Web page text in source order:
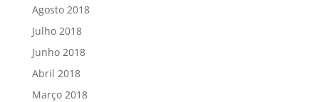
Agosto 2018
Julho 2018
Junho 2018
Abril 2018
Março 2018